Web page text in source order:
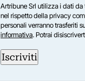
Artribune Srl utilizza i dati da
nel rispetto della privacy
personali verranno trasferiti
informativa. Potrai
Iscriviti